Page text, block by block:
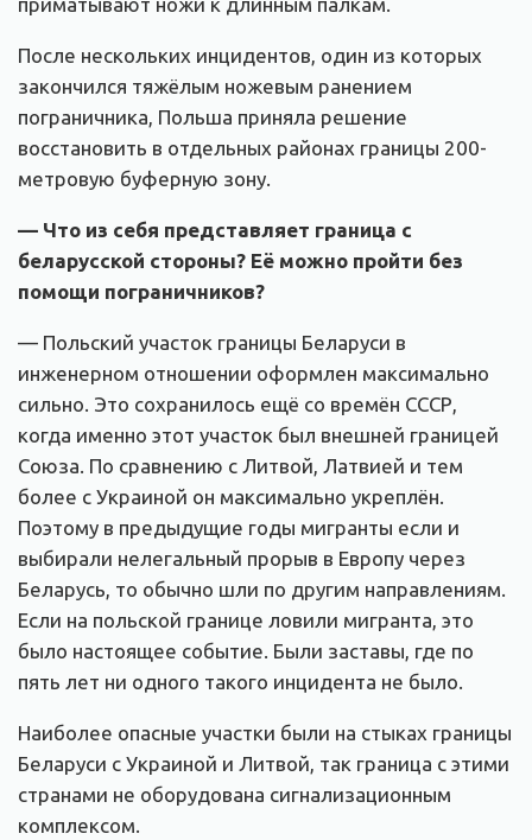
приматывают ножи к длинным палкам.
После нескольких инцидентов, один из которых
закончился тяжёлым ножевым ранением
пограничника, Польша приняла решение
восстановить в отдельных районах границы 200-
метровую буферную зону.
— Что из себя представляет граница с
беларусской стороны? Её можно пройти без
помощи пограничников?
— Польский участок границы Беларуси в
инженерном отношении оформлен максимально
сильно. Это сохранилось ещё со времён СССР,
когда именно этот участок был внешней границей
Союза. По сравнению с Литвой, Латвией и тем
более с Украиной он максимально укреплён.
Поэтому в предыдущие годы мигранты если и
выбирали нелегальный прорыв в Европу через
Беларусь, то обычно шли по другим направлениям.
Если на польской границе ловили мигранта, это
было настоящее событие. Были заставы, где по
пять лет ни одного такого инцидента не было.
Наиболее опасные участки были на стыках границы
Беларуси с Украиной и Литвой, так граница с этими
странами не оборудована сигнализационным
комплексом.